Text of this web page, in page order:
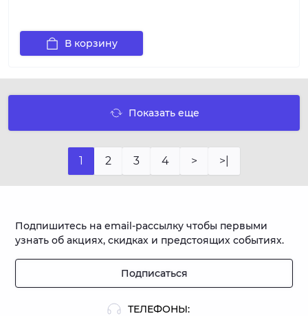
В корзину
Показать еще
1 2 3 4 > >|
ТЕЛЕФОНЫ:
Подпишитесь на email-рассылку чтобы первыми
узнать об акциях, скидках и предстоящих событиях.
Подписаться